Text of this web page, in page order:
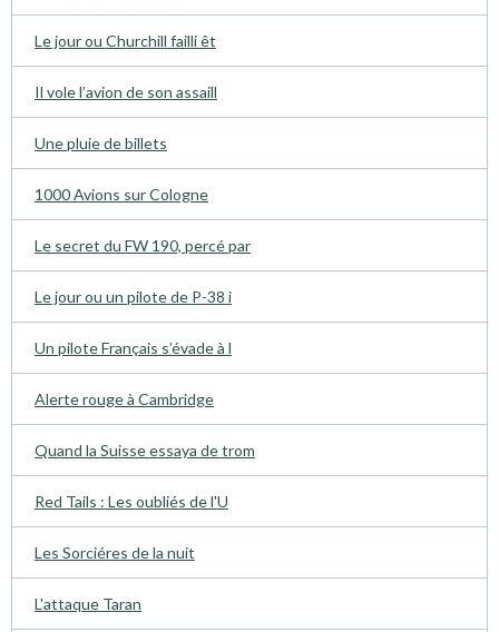
Le jour ou Churchill failli êt
Il vole l’avion de son assaill
Une pluie de billets
1000 Avions sur Cologne
Le secret du FW 190, percé par
Le jour ou un pilote de P-38 i
Un pilote Français s’évade à l
Alerte rouge à Cambridge
Quand la Suisse essaya de trom
Red Tails : Les oubliés de l'U
Les Sorciéres de la nuit
L'attaque Taran